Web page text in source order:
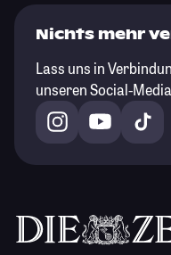
Nichts mehr
Lass uns in
unseren Social-